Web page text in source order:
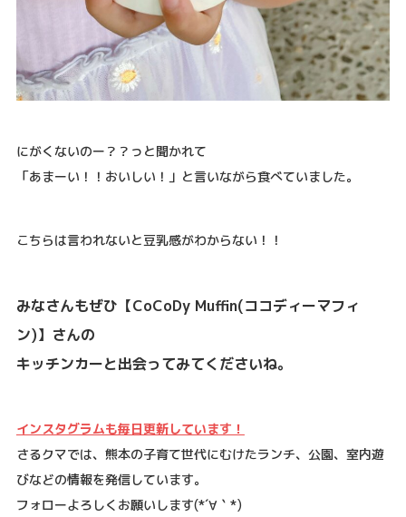
にがくないのー？？っと聞かれて
「あまーい！！おいしい！」と言いながら食べていました。
こちらは言われないと豆乳感がわからない！！
みなさんもぜひ【CoCoDy Muffin(ココディーマフィ
ン)】さんの
キッチンカーと出会ってみてくださいね。
インスタグラムも毎日更新しています！
さるクマでは、熊本の子育て世代にむけたランチ、公園、室内遊
びなどの情報を発信しています。
フォローよろしくお願いします(*´∀｀ *)